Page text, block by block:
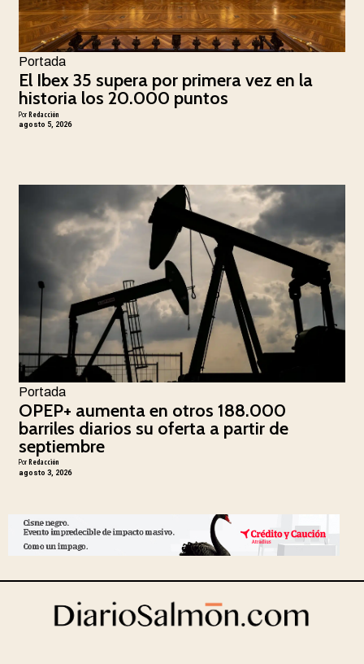
Portada
El Ibex 35 supera por primera vez en la
historia los 20.000 puntos
PorRedacción
agosto 5, 2026
Portada
OPEP+ aumenta en otros 188.000
barriles diarios su oferta a partir de
septiembre
Por Redacción
agosto 3, 2026